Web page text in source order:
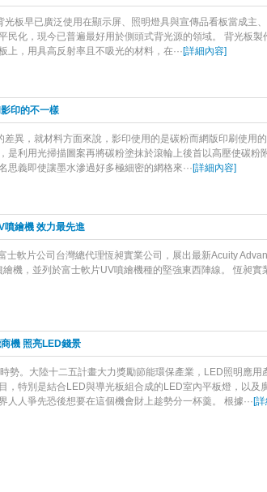
光板早已廣泛使用在顯示屏、照明燈具與宣傳品看板當成主
民化，現今已普遍最好用於側頭式背光源的領域。 背光板
上，用具高反射率且不吸光的材料，在···[詳細內容]
印的不一樣
差異，就材料方面來說，影印使用的是碳粉而網版印刷使用
是利用光掃描圖案再將碳粉塗抹於滾輪上後首以高壓使碳粉
思義即使讓墨水滲過好多極細密的網格來···[詳細內容]
噴繪機 效力最先進
士軟片公司台灣總代理恆昶實業公司，展出最新Acuity
機，並列於富士軟片UV噴繪機種的堅強東西陣線。 恆昶
機 照亮LED錢景
勢。大陸十二五計畫大力獎勵節能環保產業，LED照明應用
，特別是結合LED與導光板組合成的LED室內平板燈，以及
人人爭先恐後想要在這個機會財上趁勢分一杯羹。 根據···[